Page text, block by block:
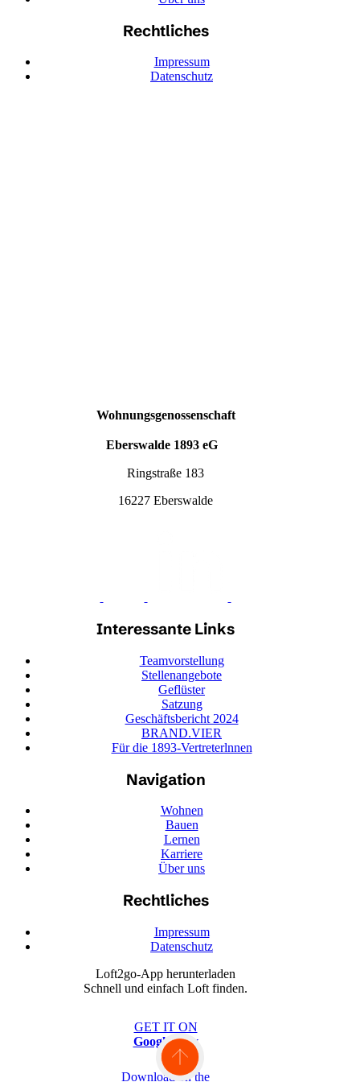
Rechtliches
Impressum
Datenschutz
Wohnungsgenossenschaft
Eberswalde 1893 eG
Ringstraße 183
16227 Eberswalde
Interessante Links
Teamvorstellung
Stellenangebote
Geflüster
Satzung
Geschäftsbericht 2024
BRAND.VIER
Für die 1893-Vertreterlnnen
Navigation
Wohnen
Bauen
Lernen
Karriere
Über uns
Rechtliches
Impressum
Datenschutz
Loft2go-App herunterladen
Schnell und einfach Loft finden.
GET IT ON
Google Play
Download on the